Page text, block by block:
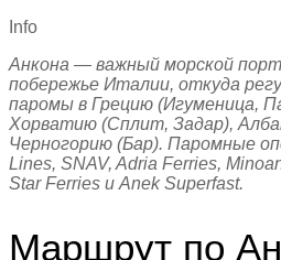
Info
Анкона — важный морской
побережье Италии, откуда
паромы в Грецию (Игуменица,
Хорватию (Сплит, Задар),
Черногорию (Бар). Паромные
Lines, SNAV, Adria Ferries,
Star Ferries и Anek Superfast.
Маршрут по